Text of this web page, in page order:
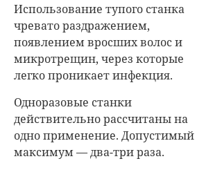
Использование тупого станка
чревато раздражением,
появлением вросших волос и
микротрещин, через которые
легко проникает инфекция.
Одноразовые станки
действительно рассчитаны на
одно применение. Допустимый
максимум — два-три раза.